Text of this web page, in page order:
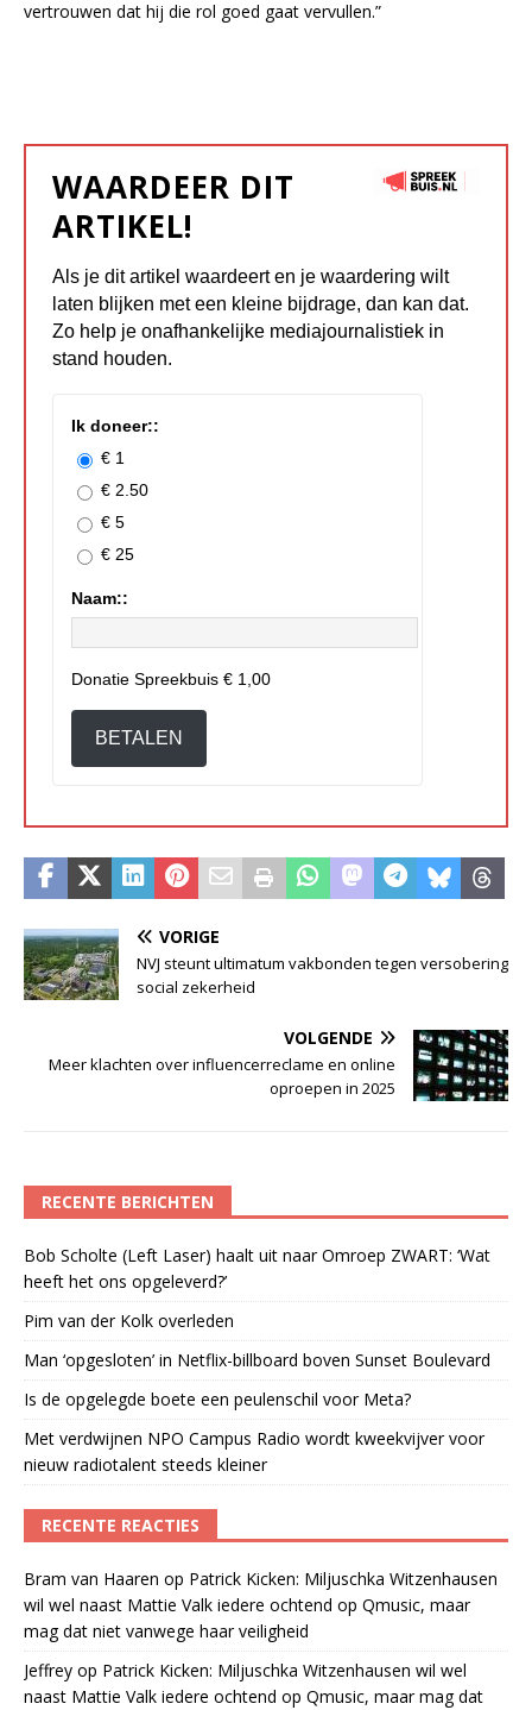
vertrouwen dat hij die rol goed gaat vervullen.”
WAARDEER DIT
ARTIKEL!
Als je dit artikel waardeert en je waardering wilt
laten blijken met een kleine bijdrage, dan kan dat.
Zo help je onafhankelijke mediajournalistiek in
stand houden.
Ik doneer::
€ 1
€ 2.50
€ 5
€ 25
Naam::
Donatie Spreekbuis € 1,00
BETALEN
VORIGE
NVJ steunt ultimatum vakbonden tegen versobering
social zekerheid
VOLGENDE
Meer klachten over influencerreclame en online
oproepen in 2025
RECENTE BERICHTEN
Bob Scholte (Left Laser) haalt uit naar Omroep ZWART: ‘Wat
heeft het ons opgeleverd?’
Pim van der Kolk overleden
Man ‘opgesloten’ in Netflix-billboard boven Sunset Boulevard
Is de opgelegde boete een peulenschil voor Meta?
Met verdwijnen NPO Campus Radio wordt kweekvijver voor
nieuw radiotalent steeds kleiner
RECENTE REACTIES
Bram van Haaren op Patrick Kicken: Miljuschka Witzenhausen
wil wel naast Mattie Valk iedere ochtend op Qmusic, maar
mag dat niet vanwege haar veiligheid
Jeffrey op Patrick Kicken: Miljuschka Witzenhausen wil wel
naast Mattie Valk iedere ochtend op Qmusic, maar mag dat